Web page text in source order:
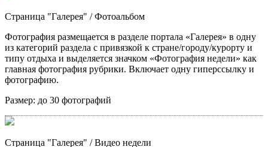
Страница "Галерея" / Фотоальбом
Фотография размещается в разделе портала «Галерея» в одну
из категорий раздела с привязкой к стране/городу/курорту и
типу отдыха и выделяется значком «Фотография недели» как
главная фотография рубрики. Включает одну гиперссылку и
фотографию.
Размер: до 30 фотографий
Страница "Галерея" / Видео недели